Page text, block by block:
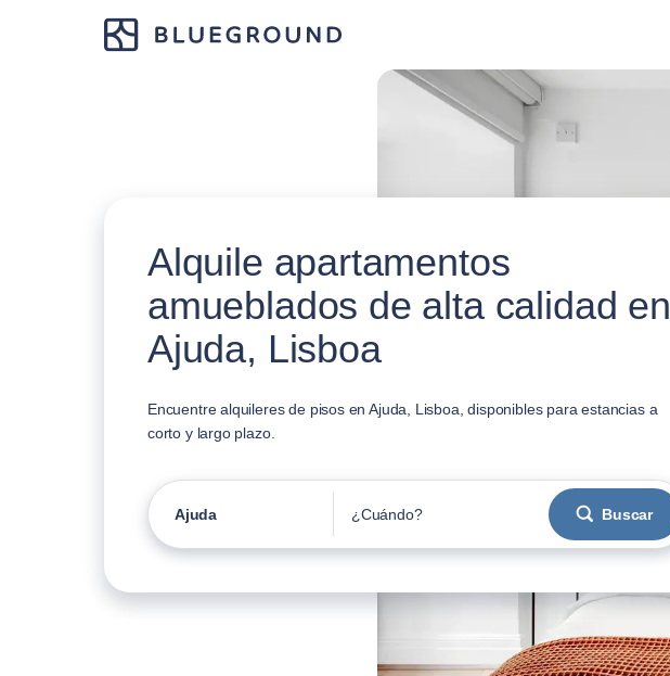
Alquile apartamentos
amueblados de alta calidad en
Ajuda, Lisboa
Encuentre alquileres de pisos en Ajuda, Lisboa, disponibles para estancias a
corto y largo plazo.
Ajuda ¿Cuándo? Buscar